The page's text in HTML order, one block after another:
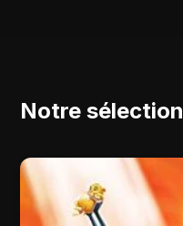
Notre sélection